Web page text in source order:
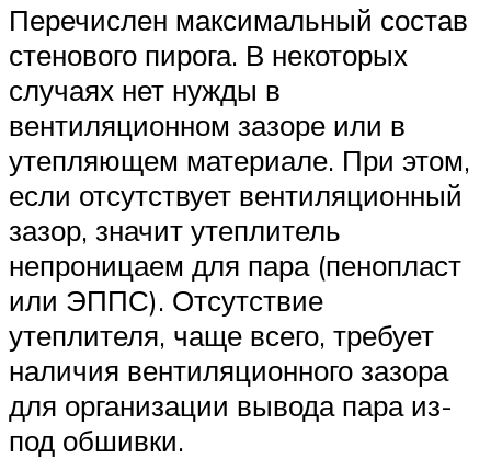
Перечислен максимальный состав
стенового пирога. В некоторых
случаях нет нужды в
вентиляционном зазоре или в
утепляющем материале. При этом,
если отсутствует вентиляционный
зазор, значит утеплитель
непроницаем для пара (пенопласт
или ЭППС). Отсутствие
утеплителя, чаще всего, требует
наличия вентиляционного зазора
для организации вывода пара из-
под обшивки.